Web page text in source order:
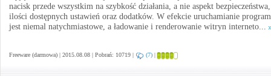
nacisk przede wszystkim na szybkość działania, a nie aspekt bezpieczeństwa,
ilości dostępnych ustawień oraz dodatków. W efekcie uruchamianie
jest niemal natychmiastowe, a ładowanie i renderowanie witryn interneto...
Freeware (darmowa) | 2015.08.08 | Pobrań: 10719 | (7) |